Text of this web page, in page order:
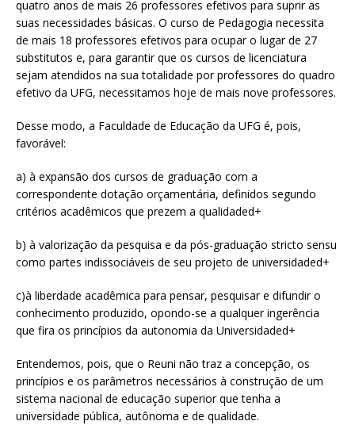
quatro anos de mais 26 professores efetivos para suprir as
suas necessidades básicas. O curso de Pedagogia necessita
de mais 18 professores efetivos para ocupar o lugar de 27
substitutos e, para garantir que os cursos de licenciatura
sejam atendidos na sua totalidade por professores do quadro
efetivo da UFG, necessitamos hoje de mais nove professores.
Desse modo, a Faculdade de Educação da UFG é, pois,
favorável:
a) à expansão dos cursos de graduação com a
correspondente dotação orçamentária, definidos segundo
critérios acadêmicos que prezem a qualidaded+
b) à valorização da pesquisa e da pós-graduação stricto sensu
como partes indissociáveis de seu projeto de universidaded+
c)à liberdade acadêmica para pensar, pesquisar e difundir o
conhecimento produzido, opondo-se a qualquer ingerência
que fira os princípios da autonomia da Universidaded+
Entendemos, pois, que o Reuni não traz a concepção, os
princípios e os parâmetros necessários à construção de um
sistema nacional de educação superior que tenha a
universidade pública, autônoma e de qualidade.